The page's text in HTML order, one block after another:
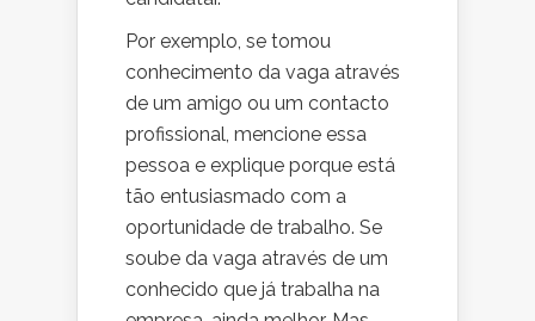
Por exemplo, se tomou
conhecimento da vaga através
de um amigo ou um contacto
profissional, mencione essa
pessoa e explique porque está
tão entusiasmado com a
oportunidade de trabalho. Se
soube da vaga através de um
conhecido que já trabalha na